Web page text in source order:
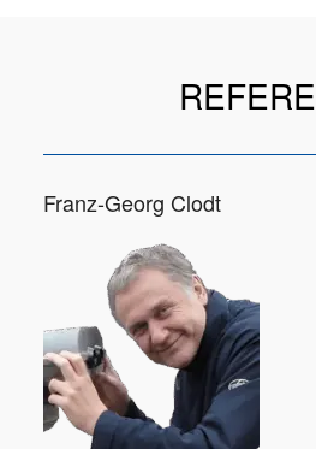
Franz-Georg Clodt